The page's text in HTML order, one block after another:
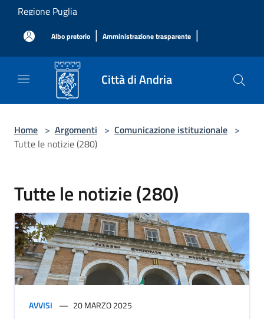
Salta al contenuto principale
Regione Puglia
Albo pretorio | Amministrazione trasparente |
Città di Andria
Home > Argomenti > Comunicazione istituzionale >
Tutte le notizie (280)
Tutte le notizie (280)
AVVISI 20 MARZO 2025